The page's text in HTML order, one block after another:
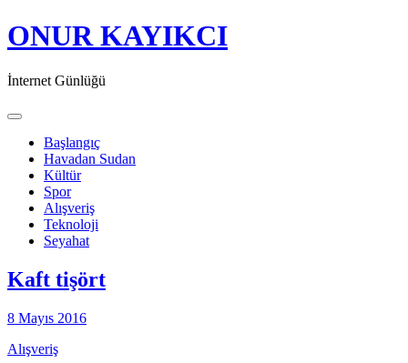
ONUR KAYIKCI
İnternet Günlüğü
Toggle navigation
Başlangıç
Havadan Sudan
Kültür
Spor
Alışveriş
Teknoloji
Seyahat
Kaft tişört
8 Mayıs 2016
Alışveriş